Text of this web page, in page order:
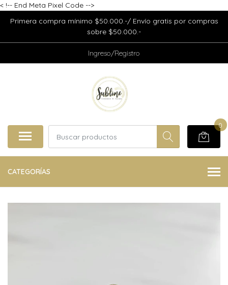
< !-- End Meta Pixel Code -->
Primera compra mínimo $50.000.-/ Envío gratis por compras
sobre $50.000.-
Ingreso/Registro
0
CATEGORÍAS